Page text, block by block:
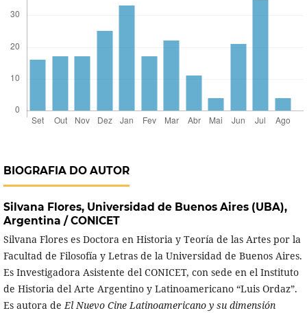
BIOGRAFIA DO AUTOR
Silvana Flores, Universidad de Buenos Aires (UBA),
Argentina / CONICET
Silvana Flores es Doctora en Historia y Teoría de las Artes por la
Facultad de Filosofía y Letras de la Universidad de Buenos Aires.
Es Investigadora Asistente del CONICET, con sede en el Instituto
de Historia del Arte Argentino y Latinoamericano “Luis Ordaz”.
Es autora deEl Nuevo Cine Latinoamericano y su dimensión